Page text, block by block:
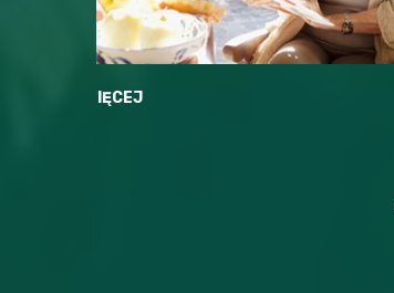
WIĘCEJ